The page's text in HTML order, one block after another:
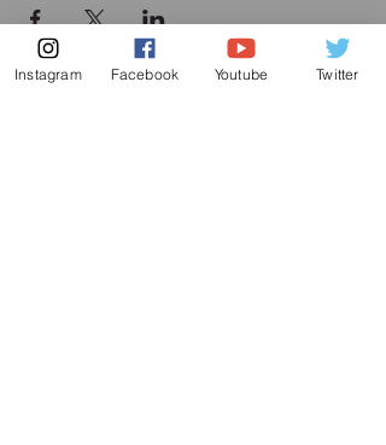
Instagram Facebook Youtube Twitter